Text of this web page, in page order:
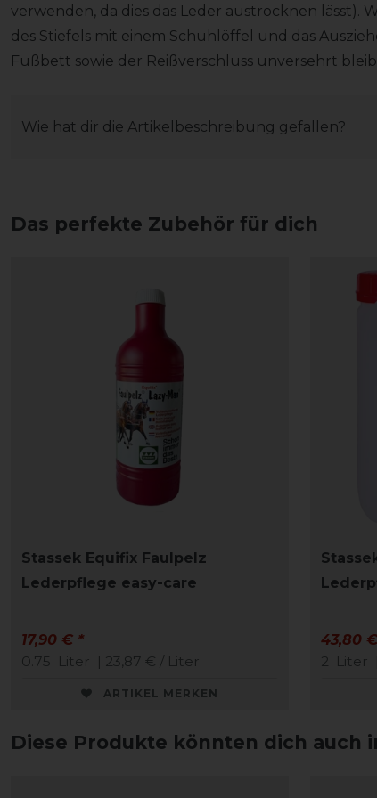
verwenden, da dies das Leder austrocknen lässt).
des Stiefels mit einem Schuhlöffel und das
Fußbett sowie der Reißverschluss unversehrt
Wie hat dir die Artikelbeschreibung gefallen?
Das perfekte Zubehör für dich
Stassek Equifix Faulpelz
Lederpflege easy-care
17,90 € *
0.75 Liter | 23,87 € / Liter
ARTIKEL MERKEN
43,80
2 Liter
Diese Produkte könnten dich auch